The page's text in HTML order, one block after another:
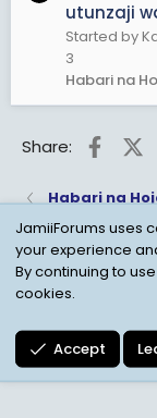
utunzaji
Started by
3
Habari na
Share:
Habari na
Child
JamiiForums uses
your experience
By continuing to
cookies.
Accept